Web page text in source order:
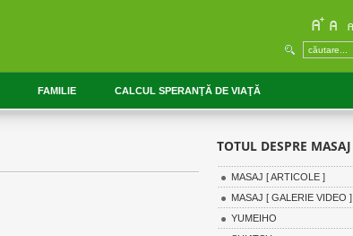
FAMILIE CALCUL SPERANŢĂ DE VIAŢĂ
TOTUL DESPRE MASAJ
MASAJ [ ARTICOLE ]
MASAJ [ GALERIE VIDEO ]
YUMEIHO